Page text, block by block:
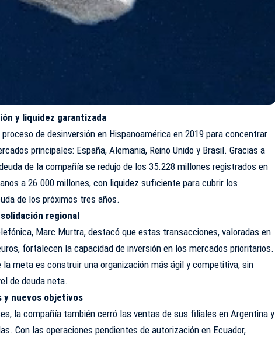
y liquidez garantizada
de desinversión en Hispanoamérica en 2019 para concentrar
principales: España, Alemania, Reino Unido y Brasil. Gracias a
de la compañía se redujo de los 35.228 millones registrados en
a 26.000 millones, con liquidez suficiente para cubrir los
de los próximos tres años.
regional
Marc Murtra, destacó que estas transacciones, valoradas en
fortalecen la capacidad de inversión en los mercados prioritarios.
la meta es construir una organización más ágil y competitiva, sin
de deuda neta.
y nuevos objetivos
la compañía también cerró las ventas de sus filiales en Argentina y
Con las operaciones pendientes de autorización en Ecuador,